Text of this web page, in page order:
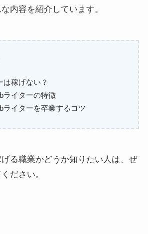
内容を紹介しています。
は稼げない？
ライターの特徴
ライターを卒業するコツ
る職業かどうか知りたい人は、ぜ
ださい。